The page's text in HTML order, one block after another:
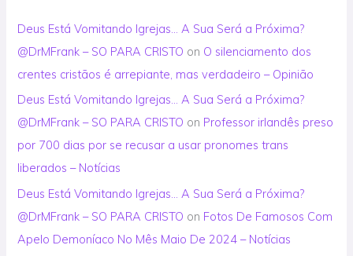
Deus Está Vomitando Igrejas… A Sua Será a Próxima?
@DrMFrank – SO PARA CRISTO on O silenciamento dos
crentes cristãos é arrepiante, mas verdadeiro – Opinião
Deus Está Vomitando Igrejas… A Sua Será a Próxima?
@DrMFrank – SO PARA CRISTO on Professor irlandês preso
por 700 dias por se recusar a usar pronomes trans
liberados – Notícias
Deus Está Vomitando Igrejas… A Sua Será a Próxima?
@DrMFrank – SO PARA CRISTO on Fotos De Famosos Com
Apelo Demoníaco No Mês Maio De 2024 – Notícias